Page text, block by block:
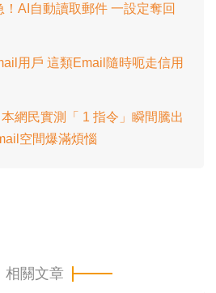
AI自動讀取郵件 一設定奪回
用戶 這類Email隨時呃走信用
網民實測「 1 指令」瞬間騰出
空間爆滿煩惱
相關文章